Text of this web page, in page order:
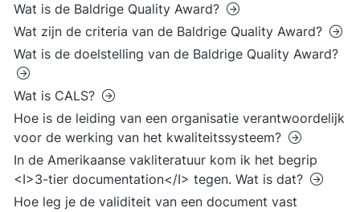
Wat is de Baldrige Quality Award?
Wat zijn de criteria van de Baldrige Quality Award?
Wat is de doelstelling van de Baldrige Quality Award?
Wat is CALS?
Hoe is de leiding van een organisatie verantwoordelijk
voor de werking van het kwaliteitssysteem?
In de Amerikaanse vakliteratuur kom ik het begrip
<I>3-tier documentation</I> tegen. Wat is dat?
Hoe leg je de validiteit van een document vast